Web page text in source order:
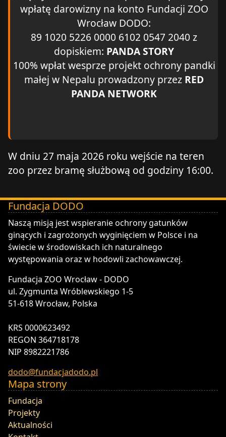
wpłatę darowizny na konto Fundacji ZOO
Wrocław DODO:
89 1020 5226 0000 6102 0547 2040 z
dopiskiem: PANDA STORY
100% wpłat wesprze projekt ochrony pandki
małej w Nepalu prowadzony przez RED
PANDA NETWORK
W dniu 27 maja 2026 roku wejście na teren
zoo przez bramę służbową od godziny 16:00.
Fundacja DODO
DODO - Fundacja ZOO Wrocław
Naszą misją jest wspieranie ochrony gatunków
ginących i zagrożonych wyginięciem w Polsce i na
świecie w środowiskach ich naturalnego
występowania oraz w hodowli zachowawczej.
Fundacja ZOO Wrocław - DODO
ul. Zygmunta Wróblewskiego 1-5
51-618 Wrocław, Polska
KRS 0000623492
REGON 364718178
NIP 8982221786
dodo@fundacjadodo.pl
Mapa strony
Fundacja
Projekty
Aktualności